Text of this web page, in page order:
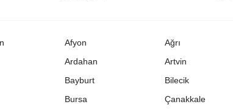
Afyon Ağrı
Ardahan Artvin
Bayburt Bilecik
Bursa Çanakkale